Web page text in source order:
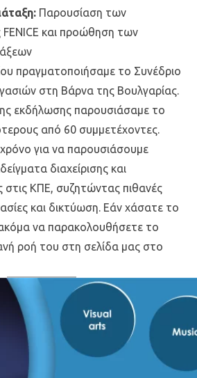
Παρουσίαση των
και προώθηση των
πραγματοποιήσαμε το Συνέδριο
στη Βάρνα της Βουλγαρίας.
εκδήλωσης παρουσιάσαμε το
από 60 συμμετέχοντες.
για να παρουσιάσουμε
διαχείρισης και
στις ΚΠΕ, συζητώντας πιθανές
και δικτύωση. Εάν χάσατε το
να παρακολουθήσετε το
ροή του στη σελίδα μας στο